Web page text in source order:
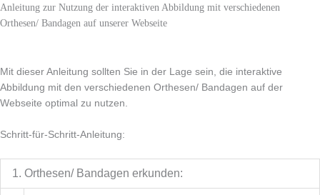
Anleitung zur Nutzung der interaktiven Abbildung mit verschiedenen
Orthesen/ Bandagen auf unserer Webseite
Mit dieser Anleitung sollten Sie in der Lage sein, die interaktive
Abbildung mit den verschiedenen Orthesen/ Bandagen auf der
Webseite optimal zu nutzen.
Schritt-für-Schritt-Anleitung:
1. Orthesen/ Bandagen erkunden: